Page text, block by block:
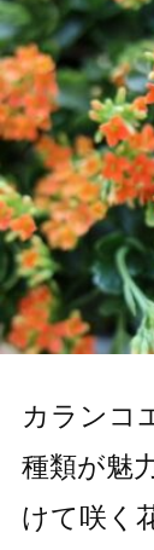
カランコ
種類が魅
けて咲く